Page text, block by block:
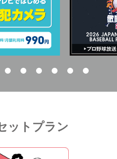
ットプラン